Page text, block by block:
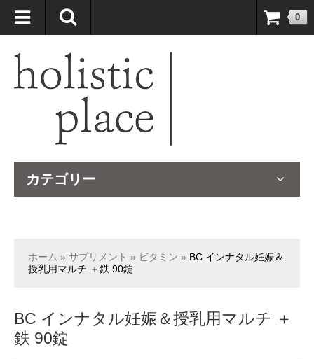
自然療法大国のオーストラリアより、臨床経験＆知識の豊富なナチュ
ロパスが厳選したサプリメントや ナチュラルグッズをお届けします！
0
カテゴリー
ホーム » サプリメント » ビタミン » BC インナタル妊娠＆
授乳用マルチ ＋鉄 90錠
BC インナタル妊娠＆授乳用マルチ ＋
鉄 90錠